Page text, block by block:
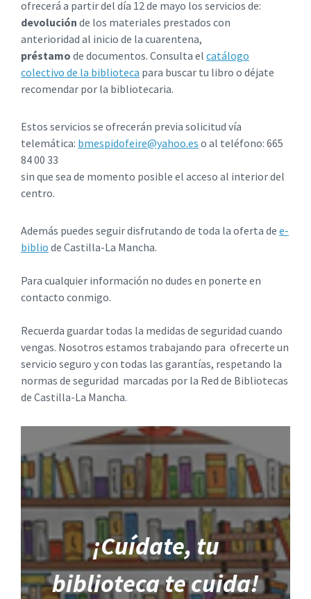
ofrecerá a partir del día 12 de mayo los servicios de:
devolución de los materiales prestados con
anterioridad al inicio de la cuarentena,
préstamo de documentos. Consulta el catálogo
colectivo de la biblioteca para buscar tu libro o déjate
recomendar por la bibliotecaria.
Estos servicios se ofrecerán previa solicitud vía
telemática: bmespidofeire@yahoo.es o al teléfono: 665
84 00 33
sin que sea de momento posible el acceso al interior del
centro.
Además puedes seguir disfrutando de toda la oferta de e-
biblio de Castilla-La Mancha.
Para cualquier información no dudes en ponerte en
contacto conmigo.
Recuerda guardar todas la medidas de seguridad cuando
vengas. Nosotros estamos trabajando para ofrecerte un
servicio seguro y con todas las garantías, respetando la
normas de seguridad marcadas por la Red de Bibliotecas
de Castilla-La Mancha.
¡Cuídate, tu
biblioteca te cuida!